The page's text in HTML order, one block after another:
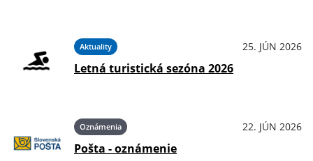
Aktuality 25. JÚN 2026
Letná turistická sezóna 2026
Oznámenia 22. JÚN 2026
Pošta - oznámenie